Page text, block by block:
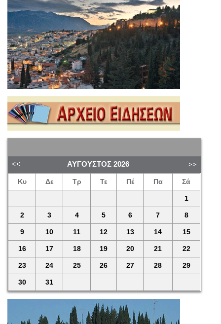
ΑΎΓΟΥΣΤΟΣ 2026
Κυ Δε Τρ Τε Πέ Πα Σά
1
2 3 4 5 6 7 8
9 10 11 12 13 14 15
16 17 18 19 20 21 22
23 24 25 26 27 28 29
30 31